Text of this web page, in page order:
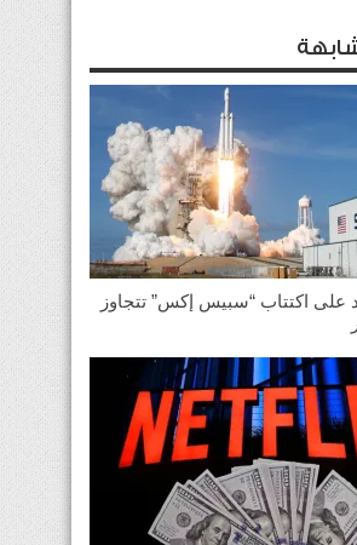
على اكتتاب “سبيس إكس” تتجاوز